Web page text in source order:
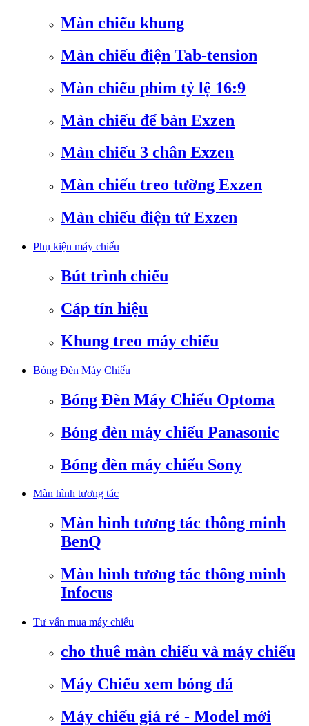
Màn chiếu khung
Màn chiếu điện Tab-tension
Màn chiếu phim tỷ lệ 16:9
Màn chiếu để bàn Exzen
Màn chiếu 3 chân Exzen
Màn chiếu treo tường Exzen
Màn chiếu điện tử Exzen
Phụ kiện máy chiếu
Bút trình chiếu
Cáp tín hiệu
Khung treo máy chiếu
Bóng Đèn Máy Chiếu
Bóng Đèn Máy Chiếu Optoma
Bóng đèn máy chiếu Panasonic
Bóng đèn máy chiếu Sony
Màn hình tương tác
Màn hình tương tác thông minh
BenQ
Màn hình tương tác thông minh
Infocus
Tư vấn mua máy chiếu
cho thuê màn chiếu và máy chiếu
Máy Chiếu xem bóng đá
Máy chiếu giá rẻ - Model mới